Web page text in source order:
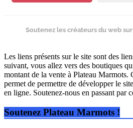
Soutenez les créateurs du web sur
Les liens présents sur le site sont des
suivant, vous allez vers des boutiques
montant de la vente à Plateau Marmots.
permet de permettre de développer le
en ligne. Soutenez-nous en passant par
Soutenez Plateau Marmots !